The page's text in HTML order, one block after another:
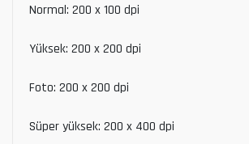
Normal: 200 x 100 dpi
Yüksek: 200 x 200 dpi
Foto: 200 x 200 dpi
Süper yüksek: 200 x 400 dpi